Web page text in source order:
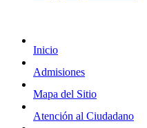
Inicio
Admisiones
Mapa del Sitio
Atención al Ciudadano